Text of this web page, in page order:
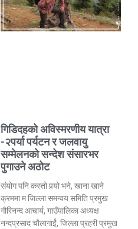
गिडिदहको अविस्मरणीय यात्रा
-२पर्या पर्यटन र जलवायु
सम्मेलनको सन्देश संसारभर
पुगाउने अठोट
संयोग पनि कस्तो पर्‍यो भने, खाना खाने
क्रममा म जिल्ला समन्वय समिति प्रमुख
गौरिनन्द आचार्य, गाउँपालिका अध्यक्ष
नन्दप्रसाद चौलागाईं, जिल्ला प्रहरी प्रमुख